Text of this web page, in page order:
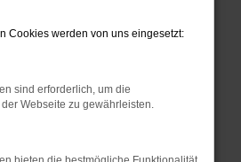
Fehler aufgetreten.
die dir helfen können:
Firewall und deine
Cookies werden von uns eingesetzt:
sind erforderlich, um die
Webseite zu gewährleisten.